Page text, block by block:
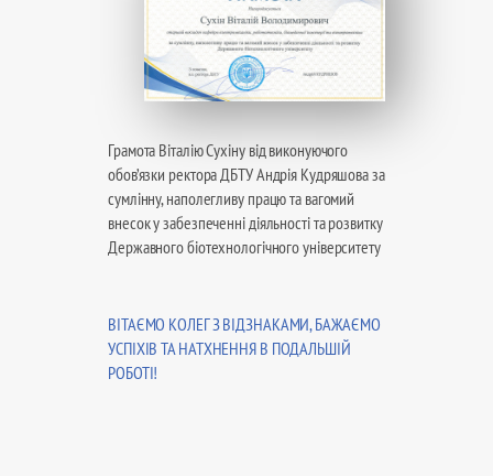
Грамота Віталію Сухіну від виконуючого
обов’язки ректора ДБТУ Андрія Кудряшова за
сумлінну, наполегливу працю та вагомий
внесок у забезпеченні діяльності та розвитку
Державного біотехнологічного університету
ВІТАЄМО КОЛЕГ З ВІДЗНАКАМИ, БАЖАЄМО
УСПІХІВ ТА НАТХНЕННЯ В ПОДАЛЬШІЙ
РОБОТІ!